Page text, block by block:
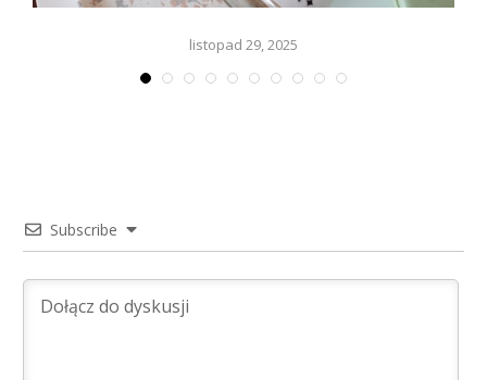
listopad 29, 2025
Subscribe